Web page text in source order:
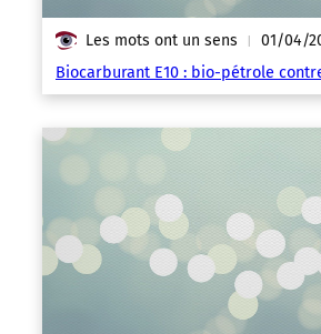
Les mots ont un sens | 01/04/
Biocarburant E10 : bio-pétrole